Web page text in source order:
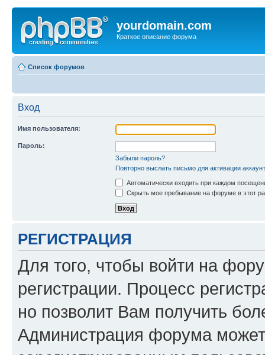
yourdomain.com
Краткое описание форума
Список форумов
Вход
Имя пользователя:
Пароль:
Забыли пароль?
Повторно выслать письмо для активации
Автоматически входить при каждом
Скрыть мое пребывание на форуме в этот
РЕГИСТРАЦИЯ
Для того, чтобы войти на
регистрации. Процесс
но позволит Вам получить
Администрация форума может